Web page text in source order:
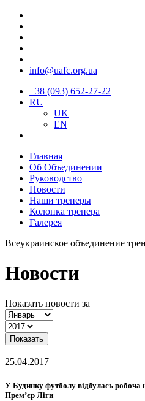
info@uafc.org.ua
+38 (093) 652-27-22
RU
UK
EN
Главная
Об Объединении
Руководство
Новости
Наши тренеры
Колонка тренера
Галерея
Всеукраинское объединение
Новости
Показать новости за
Показать
25.04.2017
У Будинку футболу відбулась робоча
Прем’єр Ліги